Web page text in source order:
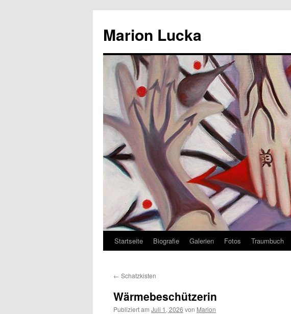
Marion Lucka
Zum
springen
Startseite Biografie Galerien Fotos Traumbuch
← Schatzkisten
Wärmebeschützerin
Publiziert am Juli 1, 2026 von Marion